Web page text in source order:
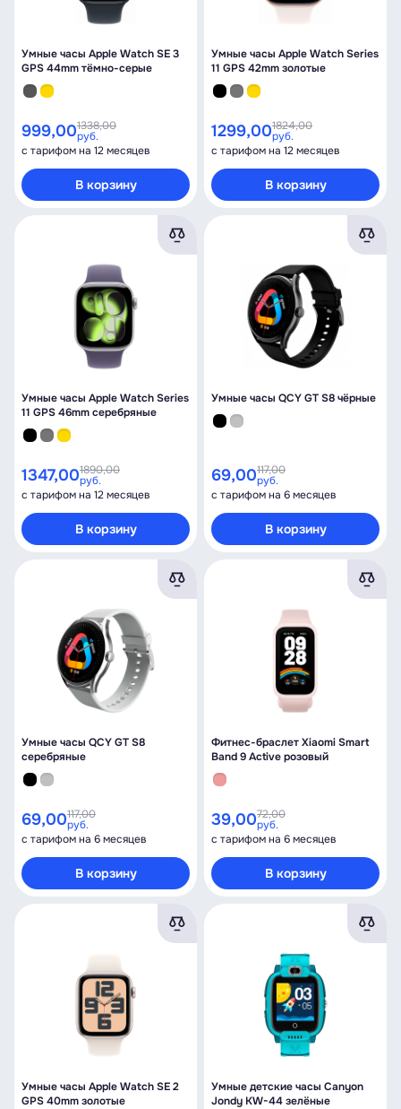
Умные часы Apple Watch SE 3
GPS 44mm тёмно-серые
999,001338,00
руб.
с тарифом на 12 месяцев
В корзину
Умные часы Apple Watch Series
11 GPS 42mm золотые
1299,001824,00
руб.
с тарифом на 12 месяцев
В корзину
Умные часы Apple Watch Series
11 GPS 46mm серебряные
1347,001890,00
руб.
с тарифом на 12 месяцев
В корзину
Умные часы QCY GT S8 чёрные
69,00117,00
руб.
с тарифом на 6 месяцев
В корзину
Умные часы QCY GT S8
серебряные
69,00117,00
руб.
с тарифом на 6 месяцев
В корзину
Фитнес-браслет Xiaomi Smart
Band 9 Active розовый
39,0072,00
руб.
с тарифом на 6 месяцев
В корзину
Умные часы Apple Watch SE 2
GPS 40mm золотые
Умные детские часы Canyon
Jondy KW-44 зелёные